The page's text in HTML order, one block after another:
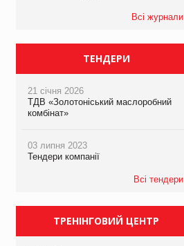
кампанію «Хто б знав» про
асортимент, якого покупці
не очікують побачити на
Всі журнали
ТЕНДЕРИ
21 січня 2026
ТДВ «Золотоніський маслоробний
комбінат»
03 липня 2023
Тендери компанії
Всі тендери
ТРЕНІНГОВИЙ ЦЕНТР